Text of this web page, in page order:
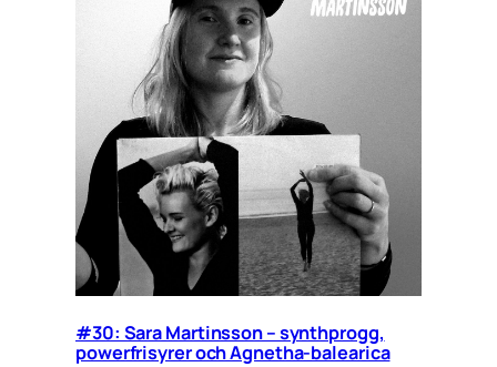
#30: Sara Martinsson – synthprogg,
powerfrisyrer och Agnetha-balearica